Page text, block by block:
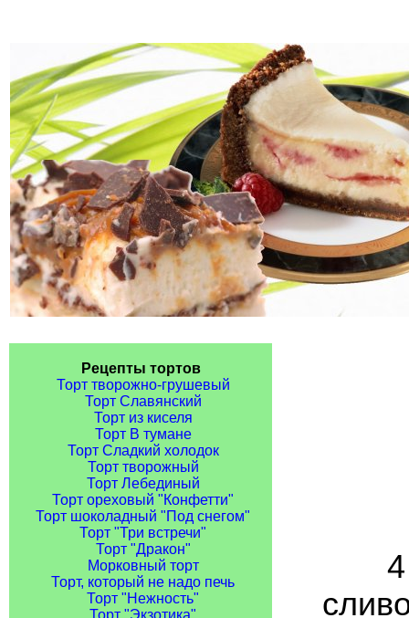
Рецепты тортов
Торт творожно-грушевый
Торт Славянский
Торт из киселя
Торт В тумане
Торт Сладкий холодок
Торт творожный
Торт Лебединый
Торт ореховый "Конфетти"
Торт шоколадный "Под снегом"
Торт "Три встречи"
Торт "Дракон"
Морковный торт
Торт, который не надо печь
Торт "Нежность"
Торт "Экзотика"